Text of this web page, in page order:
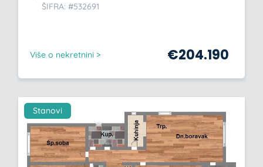
ŠIFRA: #532691
Više o nekretnini > €204.190
Stanovi